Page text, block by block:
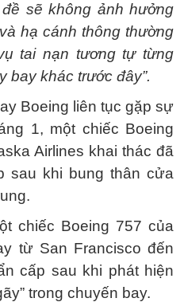
sẽ không ảnh hưởng
hạ cánh thông thường
tai nạn tương tự từng
bay khác trước đây”.
Boeing liên tục gặp sự
1, một chiếc Boeing
Airlines khai thác đã
sau khi bung thân cửa
chiếc Boeing 757 của
từ San Francisco đến
cấp sau khi phát hiện
trong chuyến bay.